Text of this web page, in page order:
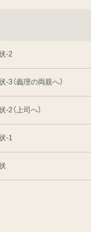
-2
-3（義理の両親へ）
-2（上司へ）
-1